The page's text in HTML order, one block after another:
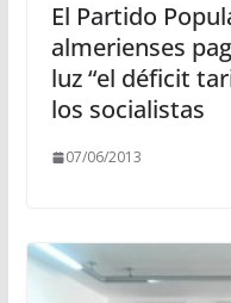
El Partido
almerienses
luz “el déficit
los socialistas
07/06/2013